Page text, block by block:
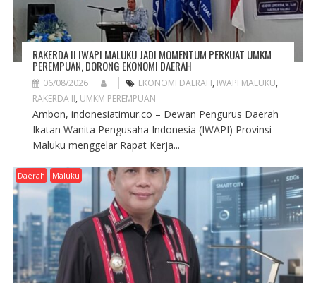
RAKERDA II IWAPI MALUKU JADI MOMENTUM PERKUAT UMKM
PEREMPUAN, DORONG EKONOMI DAERAH
06/08/2026 EKONOMI DAERAH, IWAPI MALUKU,
RAKERDA II, UMKM PEREMPUAN
Ambon, indonesiatimur.co – Dewan Pengurus Daerah
Ikatan Wanita Pengusaha Indonesia (IWAPI) Provinsi
Maluku menggelar Rapat Kerja...
Daerah Maluku